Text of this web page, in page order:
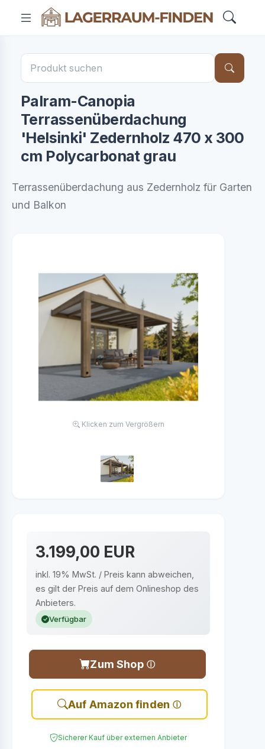
Palram-Canopia
Terrassenüberdachung
'Helsinki' Zedernholz 470 x 300
cm Polycarbonat grau
Terrassenüberdachung aus Zedernholz für Garten
und Balkon
Klicken zum Vergrößern
3.199,00 EUR
inkl. 19% MwSt. / Preis kann abweichen,
es gilt der Preis auf dem Onlineshop des
Anbieters.
Verfügbar
Zum Shop
Auf Amazon finden
Sicherer Kauf über externen Anbieter